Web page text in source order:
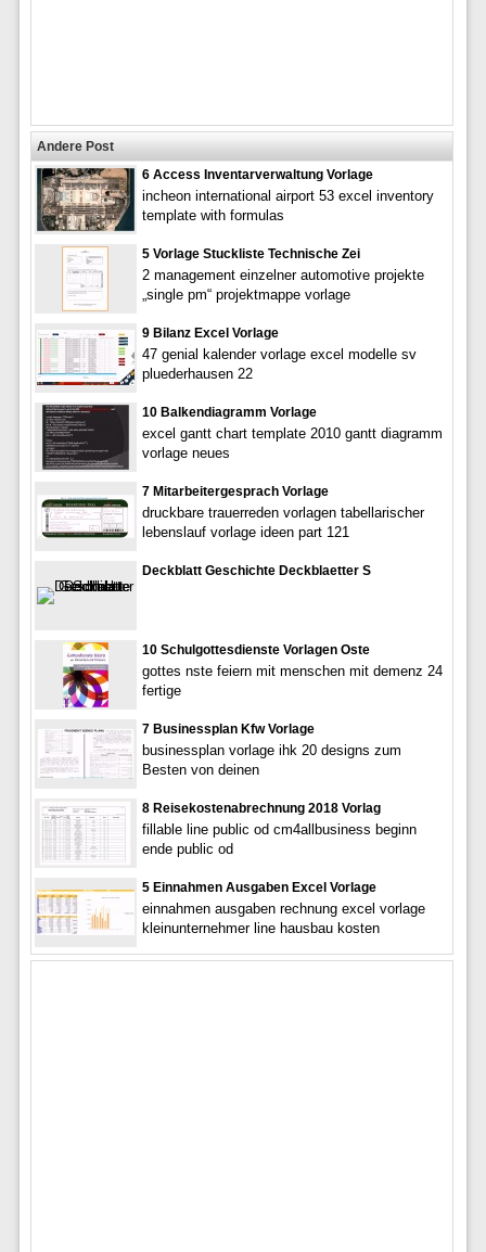
Andere Post
6 Access Inventarverwaltung Vorlage
incheon international airport 53 excel inventory
template with formulas
5 Vorlage Stuckliste Technische Zei
2 management einzelner automotive projekte
„single pm“ projektmappe vorlage
9 Bilanz Excel Vorlage
47 genial kalender vorlage excel modelle sv
pluederhausen 22
10 Balkendiagramm Vorlage
excel gantt chart template 2010 gantt diagramm
vorlage neues
7 Mitarbeitergesprach Vorlage
druckbare trauerreden vorlagen tabellarischer
lebenslauf vorlage ideen part 121
Deckblatt Geschichte Deckblaetter S
10 Schulgottesdienste Vorlagen Oste
gottes nste feiern mit menschen mit demenz 24
fertige
7 Businessplan Kfw Vorlage
businessplan vorlage ihk 20 designs zum
Besten von deinen
8 Reisekostenabrechnung 2018 Vorlag
fillable line public od cm4allbusiness beginn
ende public od
5 Einnahmen Ausgaben Excel Vorlage
einnahmen ausgaben rechnung excel vorlage
kleinunternehmer line hausbau kosten